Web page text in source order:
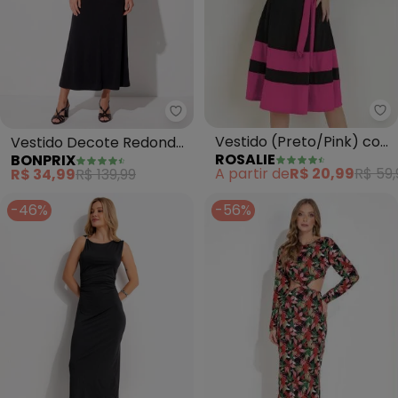
bonprix - Vestido Decote
Vestido Decote Redondo
(Preto)
BONPRIX
R$ 34,99R$ 139,99
Vestido (Preto/Pink) com
Faixa
ROSALIE
A partir deR$ 20,99R$
-46%
-56%